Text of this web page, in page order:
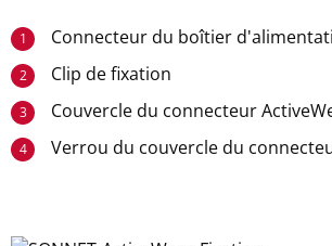
1 Connecteur du boîtier
2 Clip de fixation
3 Couvercle du connecteur
4 Verrou du couvercle du